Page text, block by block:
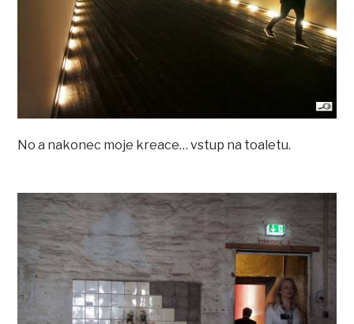
No a nakonec moje kreace… vstup na toaletu.